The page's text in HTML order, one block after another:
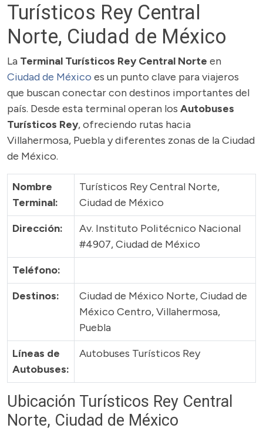
Turísticos Rey Central
Norte, Ciudad de México
La Terminal Turísticos Rey Central Norte en
Ciudad de México es un punto clave para viajeros
que buscan conectar con destinos importantes del
país. Desde esta terminal operan los Autobuses
Turísticos Rey, ofreciendo rutas hacia
Villahermosa, Puebla y diferentes zonas de la Ciudad
de México.
Nombre
Terminal:
Turísticos Rey Central Norte,
Ciudad de México
Dirección:
Av. Instituto Politécnico Nacional
#4907, Ciudad de México
Teléfono:
Destinos:
Ciudad de México Norte, Ciudad de
México Centro, Villahermosa,
Puebla
Líneas de
Autobuses:
Autobuses Turísticos Rey
Ubicación Turísticos Rey Central
Norte, Ciudad de México